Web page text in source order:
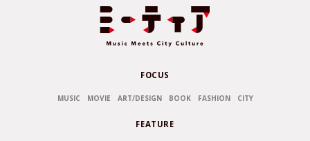
FOCUS
MUSIC MOVIE ART/DESIGN BOOK FASHION CITY
FEATURE